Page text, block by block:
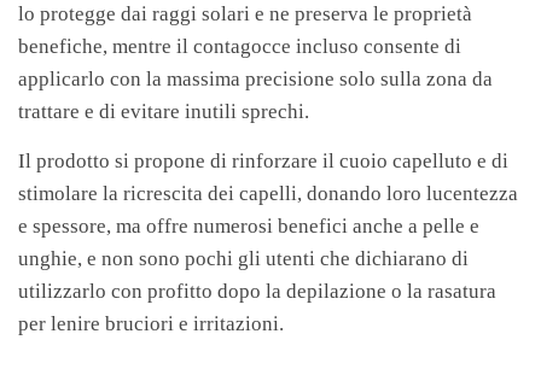
lo protegge dai raggi solari e ne preserva le proprietà
benefiche, mentre il contagocce incluso consente di
applicarlo con la massima precisione solo sulla zona da
trattare e di evitare inutili sprechi.
Il prodotto si propone di rinforzare il cuoio capelluto e di
stimolare la ricrescita dei capelli, donando loro lucentezza
e spessore, ma offre numerosi benefici anche a pelle e
unghie, e non sono pochi gli utenti che dichiarano di
utilizzarlo con profitto dopo la depilazione o la rasatura
per lenire bruciori e irritazioni.